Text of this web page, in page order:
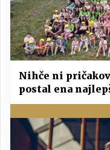
Nihče ni
postal ena